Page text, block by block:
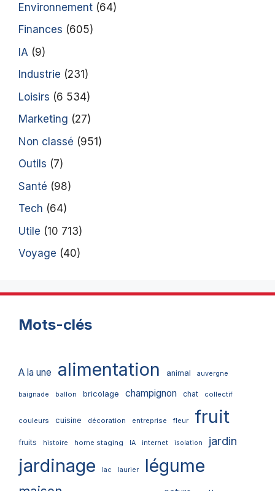
Environnement (64)
Finances (605)
IA (9)
Industrie (231)
Loisirs (6 534)
Marketing (27)
Non classé (951)
Outils (7)
Santé (98)
Tech (64)
Utile (10 713)
Voyage (40)
Mots-clés
A la une alimentation animal auvergne
baignade ballon bricolage champignon chat collectif
couleurs cuisine décoration entreprise fleur fruit
fruits histoire home staging IA internet isolation jardin
jardinage lac laurier légume